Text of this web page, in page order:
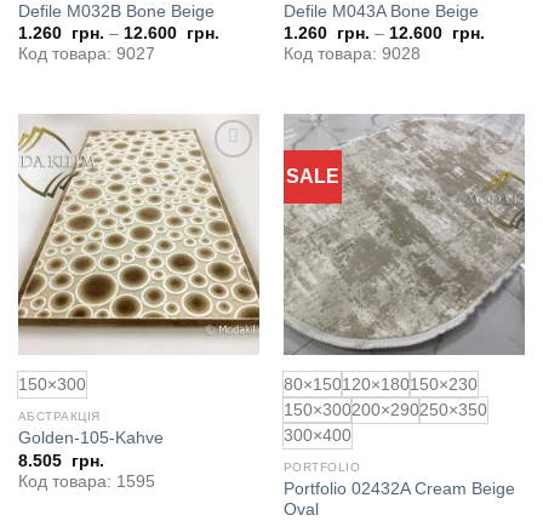
Defile M032B Bone Beige
1.260 грн. – 12.600 грн.
Код товара: 9027
Defile M043A Bone Beige
1.260 грн. – 12.600 грн.
Код товара: 9028
Додати
до
обраного
150×300
АБСТРАКЦІЯ
Golden-105-Kahve
8.505 грн.
Код товара: 1595
SALE
Додати
до
обраного
80×150120×180150×230
150×300200×290250×350
300×400
PORTFOLIO
Portfolio 02432A Cream Beige
Oval